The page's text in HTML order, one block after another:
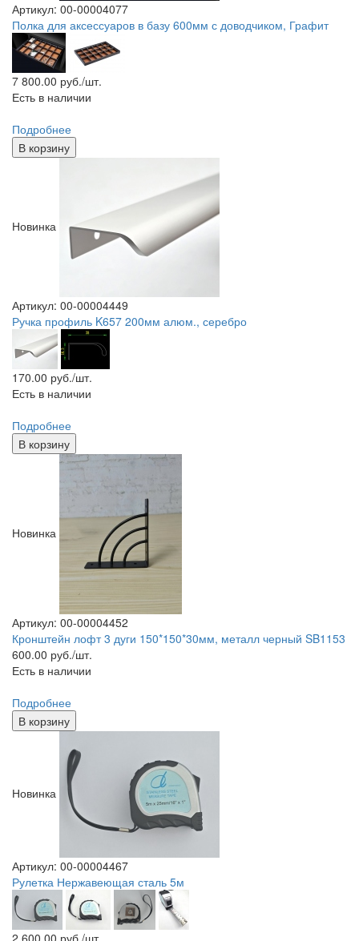
Артикул: 00-00004077
Полка для аксессуаров в базу 600мм с доводчиком, Графит
7 800.00 руб./шт.
Есть в наличии
Подробнее
В корзину
Новинка
Артикул: 00-00004449
Ручка профиль K657 200мм алюм., серебро
170.00 руб./шт.
Есть в наличии
Подробнее
В корзину
Новинка
Артикул: 00-00004452
Кронштейн лофт 3 дуги 150*150*30мм, металл черный SB1153
600.00 руб./шт.
Есть в наличии
Подробнее
В корзину
Новинка
Артикул: 00-00004467
Рулетка Нержавеющая сталь 5м
2 600.00 руб./шт.